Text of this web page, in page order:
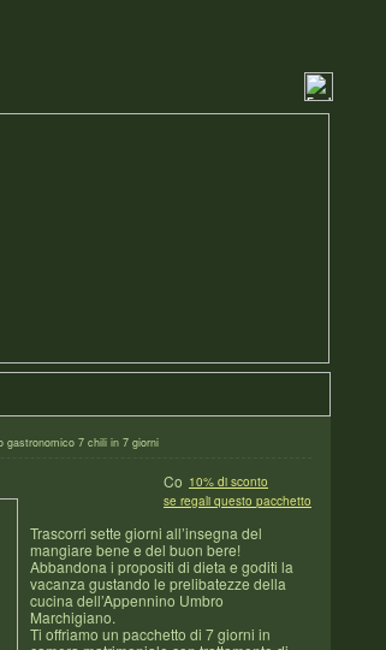
gastronomico 7 chili in 7 giorni
10% di sconto
se regali questo pacchetto
Trascorri sette giorni all’insegna del
mangiare bene e del buon bere!
Abbandona i propositi di dieta e goditi la
vacanza gustando le prelibatezze della
cucina dell’Appennino Umbro
Marchigiano.
Ti offriamo un pacchetto di 7 giorni in